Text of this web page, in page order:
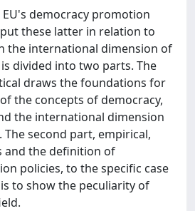
EU's democracy promotion
these latter in relation to
the international dimension of
divided into two parts. The
draws the foundations for
the concepts of democracy,
the international dimension
second part, empirical,
and the definition of
policies, to the specific case
to show the peculiarity of